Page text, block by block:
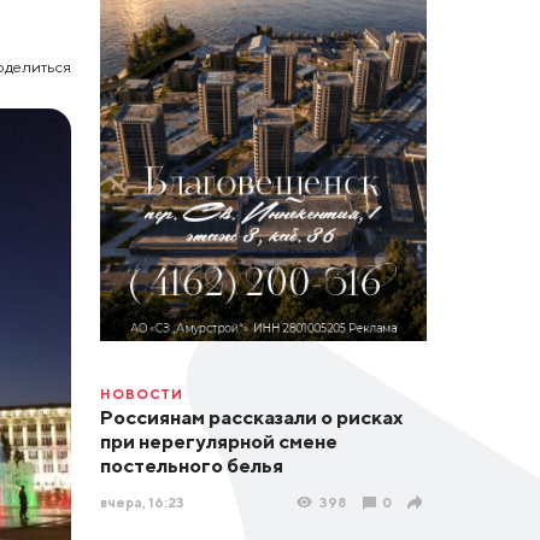
НОВОСТИ
Россиянам рассказали о рисках
при нерегулярной смене
постельного белья
вчера, 16:23 398 0